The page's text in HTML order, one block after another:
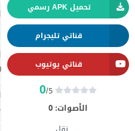
تحميل APK رسمي
قناتي تليجرام
قناتي يوتيوب
0/5
الأصوات: 0